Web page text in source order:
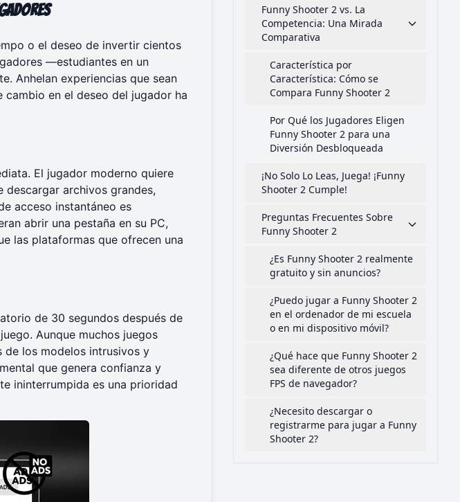
o el deseo de invertir cientos
—estudiantes en un
Anhelan experiencias que sean
en el deseo del jugador ha
El jugador moderno quiere
descargar archivos grandes,
acceso instantáneo es
abrir una pestaña en su PC,
las plataformas que ofrecen una
de 30 segundos después de
Aunque muchos juegos
de los modelos intrusivos y
que genera confianza y
ininterrumpida es una prioridad
Funny Shooter 2 vs. La
Competencia: Una Mirada
Comparativa
Característica por
Característica: Cómo se
Compara Funny Shooter 2
Por Qué los Jugadores Eligen
Funny Shooter 2 para una
Diversión Desbloqueada
¡No Solo Lo Leas, Juega! ¡Funny
Shooter 2 Cumple!
Preguntas Frecuentes Sobre
Funny Shooter 2
¿Es Funny Shooter 2 realmente
gratuito y sin anuncios?
¿Puedo jugar a Funny Shooter 2
en el ordenador de mi escuela
o en mi dispositivo móvil?
¿Qué hace que Funny Shooter 2
sea diferente de otros juegos
FPS de navegador?
¿Necesito descargar o
registrarme para jugar a Funny
Shooter 2?